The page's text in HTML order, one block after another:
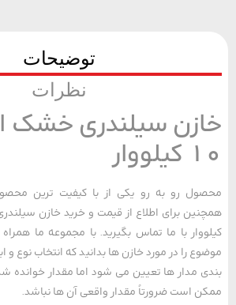
توضیحات
نظرات
سیلندری خشک
رو به رو یکی از با کیفیت ترین محصولات
با ما تماس بگیرید. با مجموعه ما همراه
را در مورد خازن ها بدانید که انتخاب نوع و ابعاد
مدار ها تعیین می ‌شود اما مقدار خوانده شده
است ضرورتاً مقدار واقعی آن ها نباشد.